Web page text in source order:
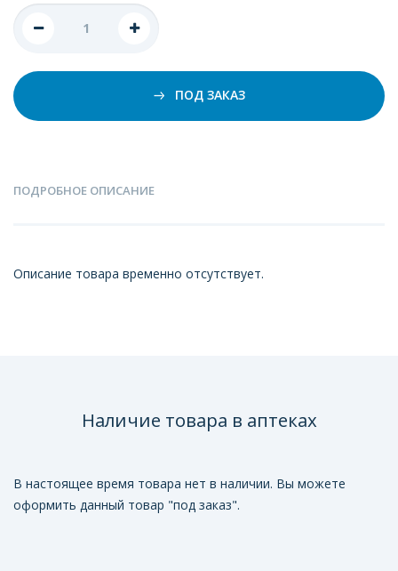
ПОД ЗАКАЗ
ПОДРОБНОЕ ОПИСАНИЕ
Описание товара временно отсутствует.
Наличие товара в аптеках
В настоящее время товара нет в наличии. Вы можете
оформить данный товар "под заказ".